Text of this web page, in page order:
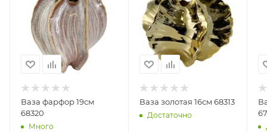
Ваза фарфор 19см
68320
Много
Ваза золотая 16см 68313
Достаточно